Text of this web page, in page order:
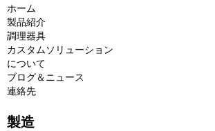
ホーム
製品紹介
調理器具
カスタムソリューション
について
ブログ＆ニュース
連絡先
製造